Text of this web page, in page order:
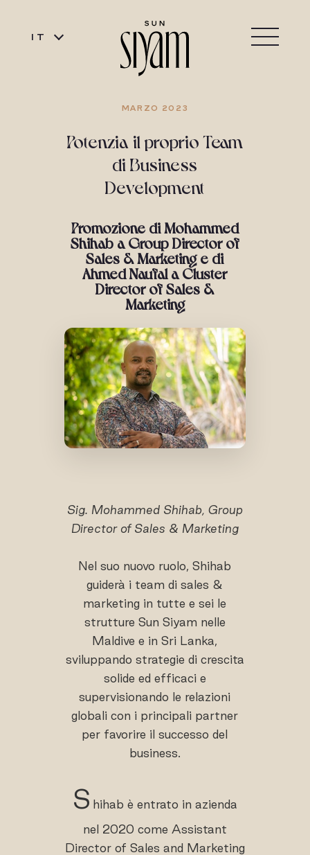
IT
MARZO 2023
Potenzia il proprio Team
di Business
Development
Promozione di Mohammed
Shihab a Group Director of
Sales & Marketing e di
Ahmed Naufal a Cluster
Director of Sales &
Marketing
Sig. Mohammed Shihab, Group
Director of Sales & Marketing
Nel suo nuovo ruolo, Shihab
guiderà i team di sales &
marketing in tutte e sei le
strutture Sun Siyam nelle
Maldive e in Sri Lanka,
sviluppando strategie di crescita
solide ed efficaci e
supervisionando le relazioni
globali con i principali partner
per favorire il successo del
business.
S hihab è entrato in azienda
nel 2020 come Assistant
Director of Sales and Marketing